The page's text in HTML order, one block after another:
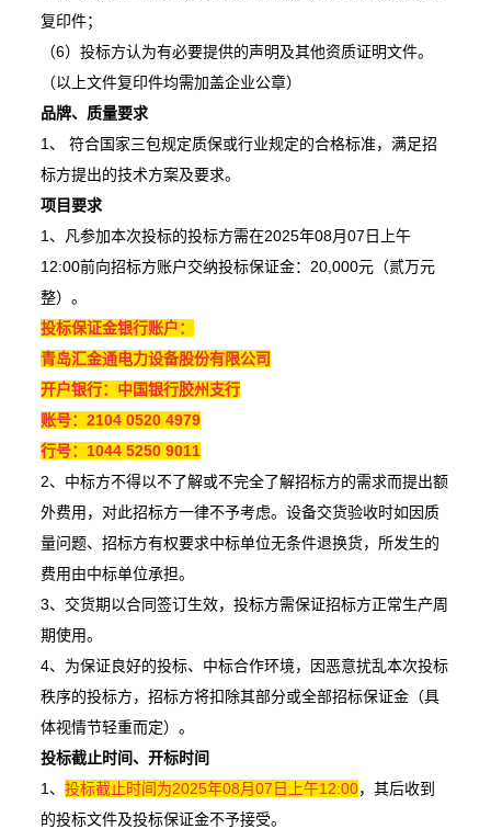
复印件；
（6）投标方认为有必要提供的声明及其他资质证明文件。
（以上文件复印件均需加盖企业公章）
品牌、质量要求
1、 符合国家三包规定质保或行业规定的合格标准，满足招
标方提出的技术方案及要求。
项目要求
1、凡参加本次投标的投标方需在2025年08月07日上午
12:00前向招标方账户交纳投标保证金：20,000元（贰万元
整）。
投标保证金银行账户：
青岛汇金通电力设备股份有限公司
开户银行：中国银行胶州支行
账号：2104 0520 4979
行号：1044 5250 9011
2、中标方不得以不了解或不完全了解招标方的需求而提出额
外费用，对此招标方一律不予考虑。设备交货验收时如因质
量问题、招标方有权要求中标单位无条件退换货，所发生的
费用由中标单位承担。
3、交货期以合同签订生效，投标方需保证招标方正常生产周
期使用。
4、为保证良好的投标、中标合作环境，因恶意扰乱本次投标
秩序的投标方，招标方将扣除其部分或全部招标保证金（具
体视情节轻重而定）。
投标截止时间、开标时间
1、投标截止时间为2025年08月07日上午12:00，其后收到
的投标文件及投标保证金不予接受。